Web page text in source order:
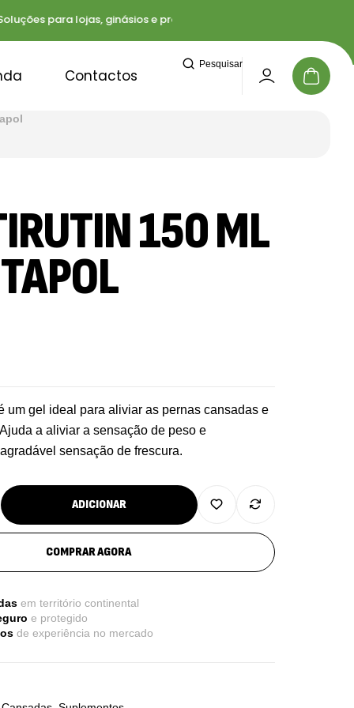
para lojas, ginásios e profissionais
Contactos
Pesquisar
150 ML
um gel ideal para aliviar as pernas cansadas e
a aliviar a sensação de peso e
sensação de frescura.
ADICIONAR
COMPRAR AGORA
em território continental
e protegido
de experiência no mercado
Electrolytes 270 G Ostrovit
Magnesium + B6 P-5-P 90 Cápsulas
€
Óssea